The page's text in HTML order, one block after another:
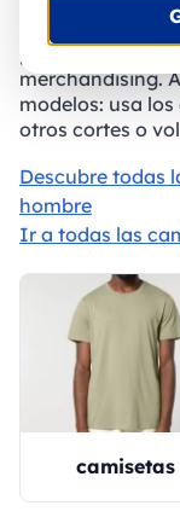
Elige camisetas
personalizadas
merchandising.
modelos: usa
otros cortes o
Descubre todas
hombre
Ir a todas las
camisetas